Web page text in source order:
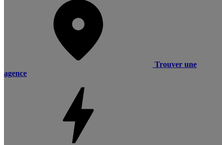
Trouver une
agence